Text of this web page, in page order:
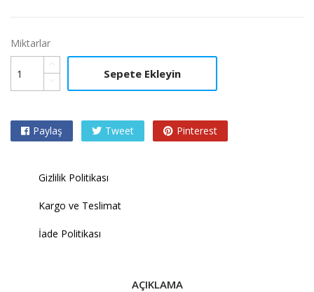
Miktarlar
Sepete Ekleyin
Paylaş Tweet Pinterest
Gizlilik Politikası
Kargo ve Teslimat
İade Politikası
AÇIKLAMA